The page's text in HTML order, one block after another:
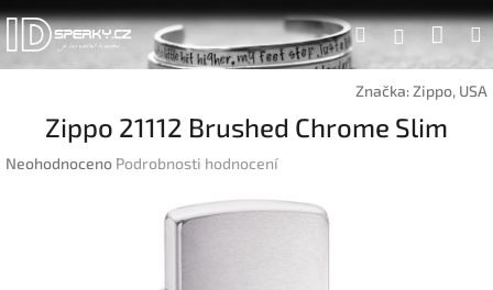
Přejít
na
obsah
Hledat
Značka:Zippo, USA
Zippo 21112 Brushed Chrome Slim
Průměrné
Neohodnoceno Podrobnosti hodnocení